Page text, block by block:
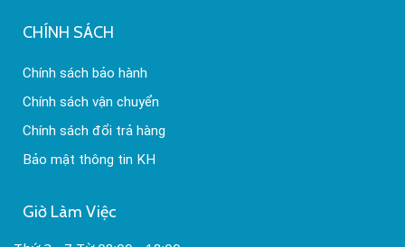
CHÍNH SÁCH
Chính sách bảo hành
Chính sách vận chuyển
Chính sách đổi trả hàng
Bảo mật thông tin KH
Giờ Làm Việc